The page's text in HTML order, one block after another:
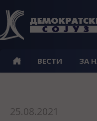
ВЕСТИ ЗА
25.08.2021